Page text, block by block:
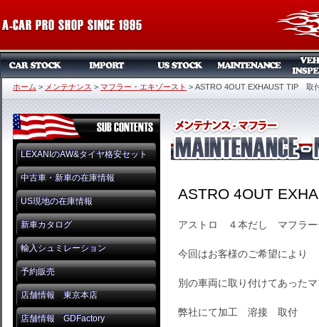
ホーム > メンテナンス > マフラー・エキゾースト > ASTRO 4OUT EXHAUST TIP 取
LEXANIのAW&タイヤ格安セット
中古車・新車の在庫情報
US現地の在庫情報
新車カタログ
輸入シュミレーション
予約販売
店舗情報 東京本店
店舗情報 GDFactory
ASTRO 4OUT
アストロ ４本だし マフラ
今回はお客様のご希望により
別の車両に取り付けてあった
弊社にて加工 溶接 取付